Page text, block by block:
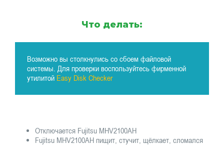
Что делать:
Возможно вы столкнулись со сбоем файловой
системы. Для проверки воспользуйтесь фирменной
утилитой Easy Disk Checker
Отключается Fujitsu MHV2100AH
Fujitsu MHV2100AH пищит, стучит, щёлкает, сломался